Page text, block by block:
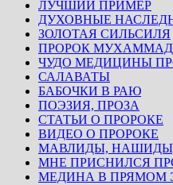
ЛУЧШИЙ ПРИМЕР
ДУХОВНЫЕ
ЗОЛОТАЯ СИЛЬСИЛЯ
ПРОРОК МУХАММАД
ЧУДО МЕДИЦИНЫ
САЛАВАТЫ
БАБОЧКИ В РАЮ
ПОЭЗИЯ, ПРОЗА
СТАТЬИ О ПРОРОКЕ
ВИДЕО О ПРОРОКЕ
МАВЛИДЫ,
МНЕ ПРИСНИЛСЯ
МЕДИНА В ПРЯМОМ